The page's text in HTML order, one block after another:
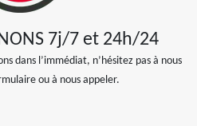
7j/7 et 24h/24
dans l’immédiat, n’hésitez pas à nous
ou à nous appeler.